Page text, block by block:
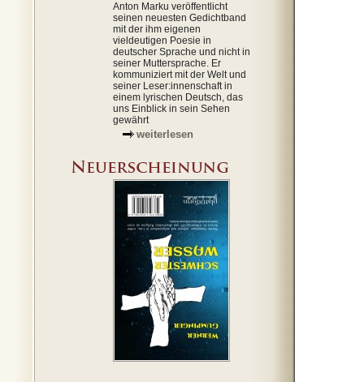
Anton Marku veröffentlicht
seinen neuesten Gedichtband
mit der ihm eigenen
vieldeutigen Poesie in
deutscher Sprache und nicht in
seiner Muttersprache. Er
kommuniziert mit der Welt und
seiner Leser:innenschaft in
einem lyrischen Deutsch, das
uns Einblick in sein Sehen
gewährt
weiterlesen